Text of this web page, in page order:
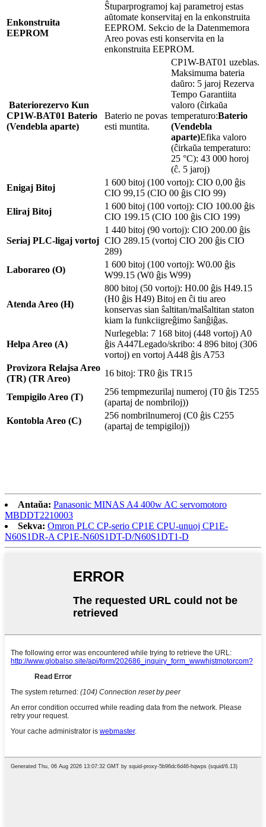
Enkonstruita
EEPROM
Ŝtuparprogramoj kaj parametroj estas
aŭtomate konservitaj en la enkonstruita
EEPROM. Sekcio de la Datenmemora
Areo povas esti konservita en la
enkonstruita EEPROM.
Bateriorezervo Kun
CP1W-BAT01 Baterio
(Vendebla aparte)
Baterio ne povas
esti muntita.
CP1W-BAT01 uzeblas.
Maksimuma bateria
daŭro: 5 jaroj Rezerva
Tempo Garantiita
valoro (ĉirkaŭa
temperaturo:Baterio
(Vendebla
aparte)Efika valoro
(ĉirkaŭa temperaturo:
25 °C): 43 000 horoj
(ĉ. 5 jaroj)
Enigaj Bitoj
1 600 bitoj (100 vortoj): CIO 0,00 ĝis
CIO 99,15 (CIO 00 ĝis CIO 99)
Eliraj Bitoj
1 600 bitoj (100 vortoj): CIO 100.00 ĝis
CIO 199.15 (CIO 100 ĝis CIO 199)
Seriaj PLC-ligaj vortoj
1 440 bitoj (90 vortoj): CIO 200.00 ĝis
CIO 289.15 (vortoj CIO 200 ĝis CIO
289)
Laborareo (O)
1 600 bitoj (100 vortoj): W0.00 ĝis
W99.15 (W0 ĝis W99)
Atenda Areo (H)
800 bitoj (50 vortoj): H0.00 ĝis H49.15
(H0 ĝis H49) Bitoj en ĉi tiu areo
konservas sian ŝaltitan/malŝaltitan staton
kiam la funkciigreĝimo ŝanĝiĝas.
Helpa Areo (A)
Nurlegebla: 7 168 bitoj (448 vortoj) A0
ĝis A447Legado/skribo: 4 896 bitoj (306
vortoj) en vortoj A448 ĝis A753
Provizora Relajsa Areo
(TR) (TR Areo)
16 bitoj: TR0 ĝis TR15
Tempigilo Areo (T)
256 tempmezurilaj numeroj (T0 ĝis T255
(apartaj de nombriloj))
Kontobla Areo (C)
256 nombrilnumeroj (C0 ĝis C255
(apartaj de tempigiloj))
Antaŭa: Panasonic MINAS A4 400w AC servomotoro
MBDDT2210003
Sekva: Omron PLC CP-serio CP1E CPU-unuoj CP1E-
N60S1DR-A CP1E-N60S1DT-D/N60S1DT1-D